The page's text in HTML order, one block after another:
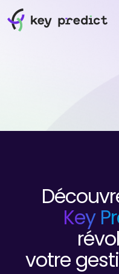
Key
votre